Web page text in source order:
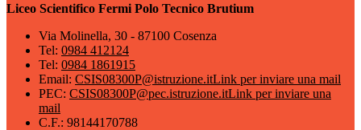
Liceo Scientifico Fermi Polo Tecnico Brutium
Via Molinella, 30 - 87100 Cosenza
Tel: 0984 412124
Tel: 0984 1861915
Email: CSIS08300P@istruzione.itLink per inviare una mail
PEC: CSIS08300P@pec.istruzione.itLink per inviare una
mail
C.F.: 98144170788